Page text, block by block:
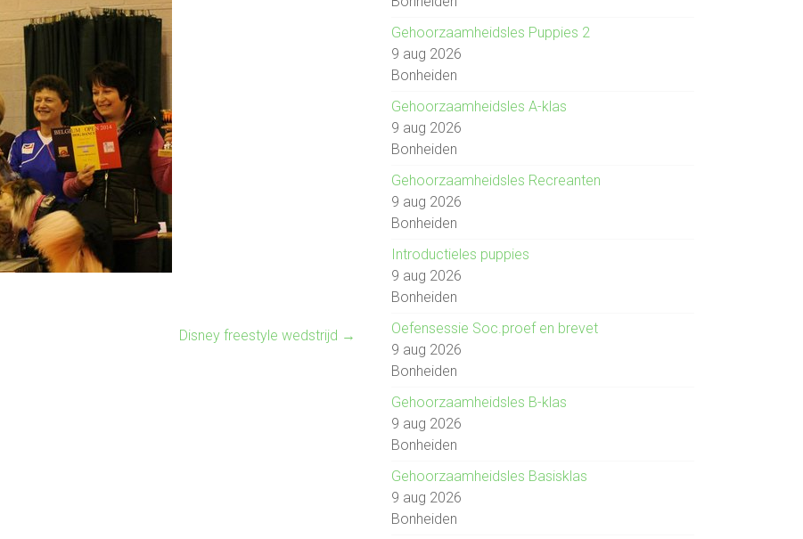
Disney freestyle wedstrijd →
Gehoorzaamheidsles Puppies 2
9 aug 2026
Bonheiden
Gehoorzaamheidsles A-klas
9 aug 2026
Bonheiden
Gehoorzaamheidsles Recreanten
9 aug 2026
Bonheiden
Introductieles puppies
9 aug 2026
Bonheiden
Oefensessie Soc.proef en brevet
9 aug 2026
Bonheiden
Gehoorzaamheidsles B-klas
9 aug 2026
Bonheiden
Gehoorzaamheidsles Basisklas
9 aug 2026
Bonheiden